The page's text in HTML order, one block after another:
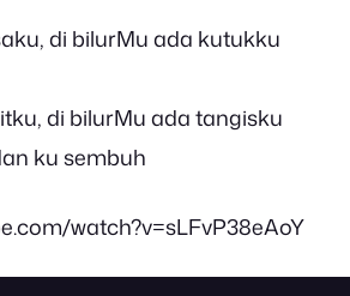
di bilurMu ada kutukku
di bilurMu ada tangisku
ku sembuh
watch?v=sLFvP38eAoY